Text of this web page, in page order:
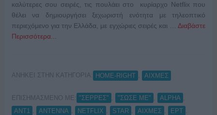
καλύτερες σου σειρές, τις πουλάει στο κυρίαρχο Netflix που
θέλει να δημιουργήσει ξεχωριστή ενότητα με τηλεοπτικό
περιεχόμενο για την Ελλάδα, με εγχώριες σειρές και …Διαβάστε
Περισσότερα...
ΑΝΗΚΕΙ ΣΤΗΝ ΚΑΤΗΓΟΡΙΑ: HOME-RIGHT ΑΙΧΜΕΣ
ΕΠΙΣΗΜΑΣΜΕΝΟ ΜΕ: "ΣΕΡΡΕΣ" "ΣΩΣΕ ΜΕ" ALPHA
ANT1
ANTENNA NETFLIX STAR ΑΙΧΜΕΣ ΕΡΤ